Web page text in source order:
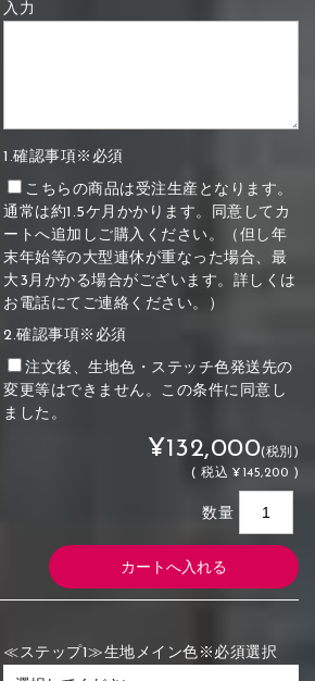
入力
1.確認事項※必須
こちらの商品は受注生産となります。
通常は約1.5ケ月かかります。同意してカ
ートへ追加しご購入ください。（但し年
末年始等の大型連休が重なった場合、最
大3月かかる場合がございます。詳しくは
お電話にてご連絡ください。）
2.確認事項※必須
注文後、生地色・ステッチ色発送先の
変更等はできません。この条件に同意し
ました。
¥132,000(税別)
(税込 ¥145,200 )
数量
≪ステップ1≫生地メイン色※必須選択